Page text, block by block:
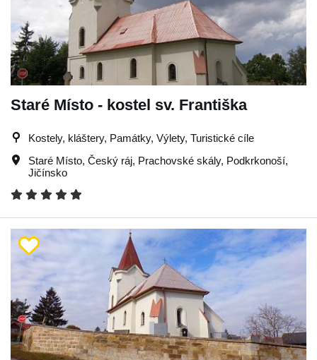
Staré Místo - kostel sv. Františka
Kostely, kláštery, Památky, Výlety, Turistické cíle
Staré Místo, Český ráj, Prachovské skály, Podkrkonoší,
Jičínsko